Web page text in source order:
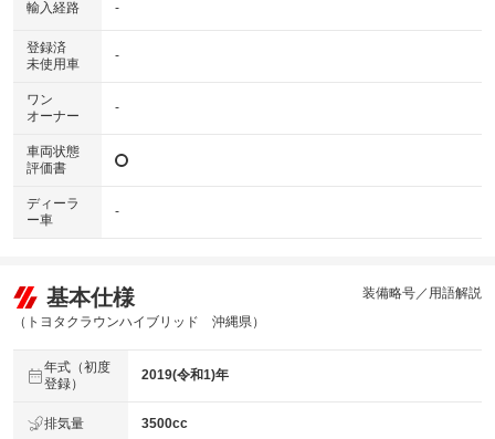
輸入経路 -
登録済
未使用車
-
ワン
オーナー
-
車両状態
評価書
ディーラ
ー車
-
基本仕様
（トヨタクラウンハイブリッド 沖縄県）
装備略号／用語解説
年式（初度
登録）
2019(令和1)年
排気量 3500cc